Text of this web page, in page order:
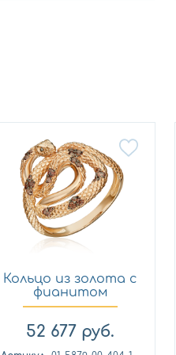
Кольцо из золота с
фианитом
Платина 0...
52 677 руб.